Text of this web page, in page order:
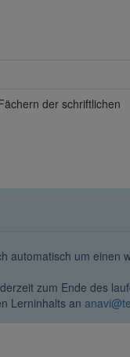
der schriftlichen
automatisch um einen
zum Ende des
Lerninhalts an